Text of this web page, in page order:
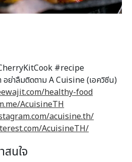
#recipe
ย่าลืมติดตาม A Cuisine (เอควิซีน)
healthy-food
AcuisineTH
acuisine.th/
AcuisineTH/
นใจ